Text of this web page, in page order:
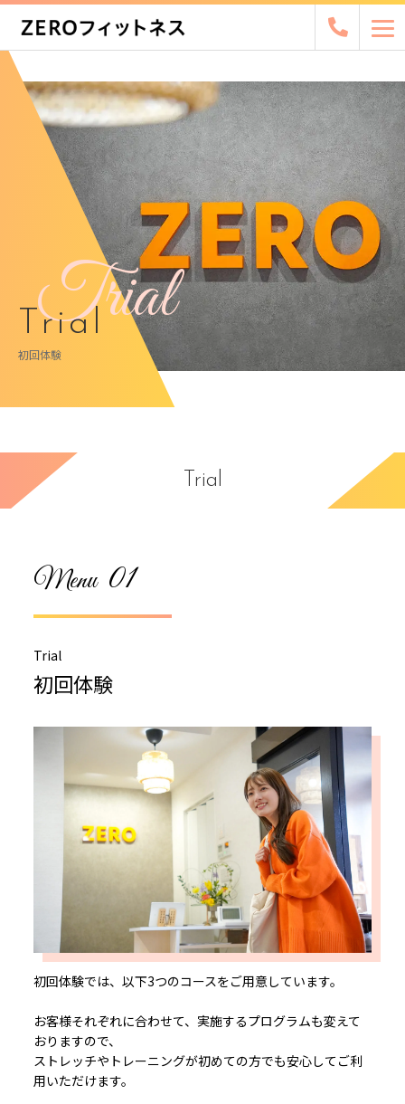
Trial
Trial
初回体験
Trial
Menu 01
Trial
初回体験
初回体験では、以下3つのコースをご用意しています。
お客様それぞれに合わせて、実施するプログラムも変えて
おりますので、
ストレッチやトレーニングが初めての方でも安心してご利
用いただけます。